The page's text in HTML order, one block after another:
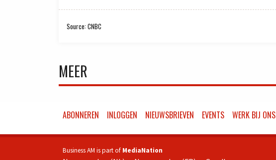
Source: CNBC
MEER
ABONNEREN INLOGGEN NIEUWSBRIEVEN EVENTS WERK BIJ ONS
Business AM is part of MediaNation